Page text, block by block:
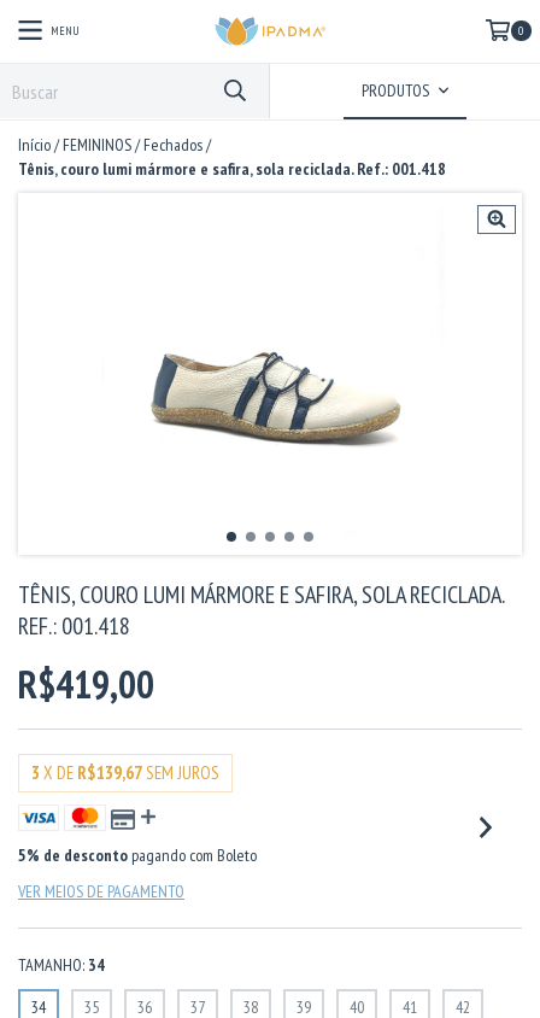
MENU 0
PRODUTOS
Início/FEMININOS/Fechados/
Tênis, couro lumi mármore e safira, sola reciclada. Ref.: 001.418
TÊNIS, COURO LUMI MÁRMORE E SAFIRA, SOLA RECICLADA.
REF.: 001.418
R$419,00
3 X DE R$139,67SEM JUROS
5% de descontopagando com Boleto
VER MEIOS DE PAGAMENTO
TAMANHO: 34
34
35 36 37 38 39 40 41 42